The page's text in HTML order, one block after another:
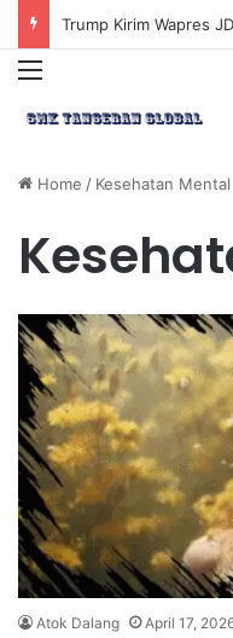
Menu
Home / Kesehatan Mental
Atok Dalang April 17,